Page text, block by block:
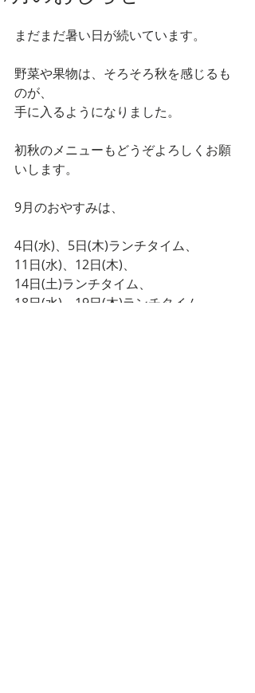
まだまだ暑い日が続いています。
野菜や果物は、そろそろ秋を感じるも
のが、
手に入るようになりました。
初秋のメニューもどうぞよろしくお願
いします。
9月のおやすみは、
4日(水)、5日(木)ランチタイム、
11日(水)、12日(木)、
14日(土)ランチタイム、
18日(水)、19日(木)ランチタイム、